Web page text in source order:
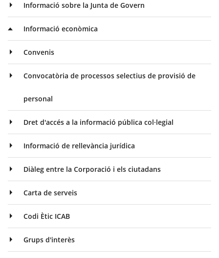
Informació sobre la Junta de Govern
Informació econòmica
Convenis
Convocatòria de processos selectius de provisió de
personal
Dret d'accés a la informació pública col·legial
Informació de rellevància jurídica
Diàleg entre la Corporació i els ciutadans
Carta de serveis
Codi Ètic ICAB
Grups d'interès